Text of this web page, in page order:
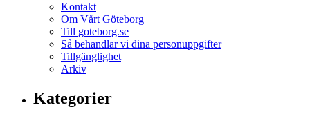
Kontakt
Om Vårt Göteborg
Till goteborg.se
Så behandlar vi dina personuppgifter
Tillgänglighet
Arkiv
Kategorier